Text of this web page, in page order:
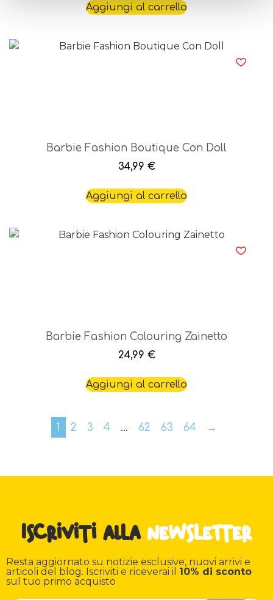
Aggiungi al carrello
Barbie Fashion Boutique Con Doll
34,99 €
Aggiungi al carrello
Barbie Fashion Colouring Zainetto
24,99 €
Aggiungi al carrello
1 2 3 4 … 62 63 64 →
Iscriviti alla newsletter
Resta aggiornato su notizie esclusive, nuovi arrivi e
articoli del blog. Iscriviti e riceverai il 10% di sconto
sul tuo primo acquisto